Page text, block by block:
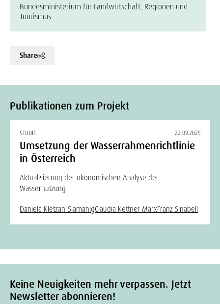
Bundesministerium für Landwirtschaft, Regionen und
Tourismus
Share
Publikationen zum Projekt
STUDIE 22.09.2025
Umsetzung der Wasserrahmenrichtlinie
in Österreich
Aktualisierung der ökonomischen Analyse der
Wassernutzung
Daniela Kletzan-SlamanigClaudia Kettner-MarxFranz Sinabell
Keine Neuigkeiten mehr verpassen. Jetzt
Newsletter abonnieren!